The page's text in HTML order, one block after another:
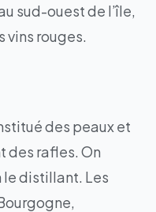
sud-ouest de l’île,
vins rouges.
des peaux et
des rafles. On
distillant. Les